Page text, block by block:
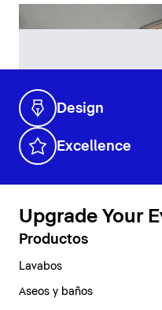
Design
Excellence
Upgrade Your
Productos
Lavabos
Aseos y baños